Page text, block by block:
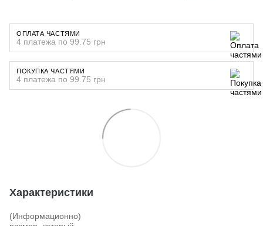
ОПЛАТА ЧАСТЯМИ
4 платежа по 99.75 грн
ПОКУПКА ЧАСТЯМИ
4 платежа по 99.75 грн
Характеристики
(Информационно)